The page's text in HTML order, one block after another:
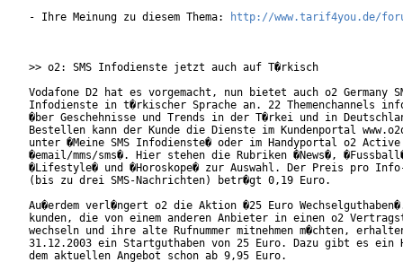
- Ihre Meinung zu diesem Thema:
http://www.tarif4you.de/
>> o2: SMS Infodienste jetzt auch auf T�rkisch
Vodafone D2 hat es vorgemacht, nun bietet auch o2 Germany
Infodienste in t�rkischer Sprache an. 22 Themenchannels
�ber Geschehnisse und Trends in der T�rkei und in
Bestellen kann der Kunde die Dienste im Kundenportal
unter �Meine SMS Infodienste� oder im Handyportal o2 Active
�email/mms/sms�. Hier stehen die Rubriken �News�,
�Lifestyle� und �Horoskope� zur Auswahl. Der Preis pro Info-
(bis zu drei SMS-Nachrichten) betr�gt 0,19 Euro.
Au�erdem verl�ngert o2 die Aktion �25 Euro
kunden, die von einem anderen Anbieter in einen o2
wechseln und ihre alte Rufnummer mitnehmen m�chten,
31.12.2003 ein Startguthaben von 25 Euro. Dazu gibt es ein
dem aktuellen Angebot schon ab 9,95 Euro.